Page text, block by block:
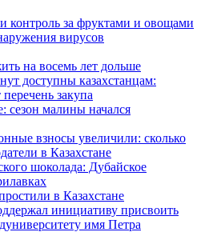
контроль за фруктами и овощами
вирусов
на восемь лет дольше
доступны казахстанцам:
закупа
сезон малины начался
взносы увеличили: сколько
в Казахстане
шоколада: Дубайское
в Казахстане
инициативу присвоить
имя Петра